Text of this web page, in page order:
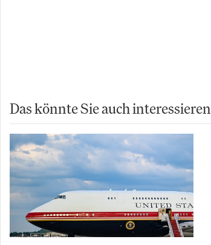
Das könnte Sie auch interessieren